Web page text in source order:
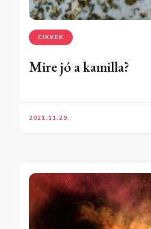
CIKKEK
Mire jó a kamilla?
2021.11.29.